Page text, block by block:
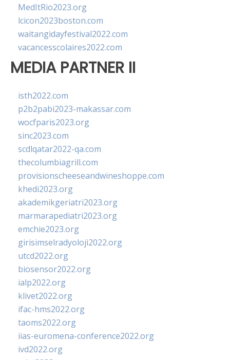
MedItRio2023.org
lcicon2023boston.com
waitangidayfestival2022.com
vacancesscolaires2022.com
MEDIA PARTNER II
isth2022.com
p2b2pabi2023-makassar.com
wocfparis2023.org
sinc2023.com
scdlqatar2022-qa.com
thecolumbiagrill.com
provisionscheeseandwineshoppe.com
khedi2023.org
akademikgeriatri2023.org
marmarapediatri2023.org
emchie2023.org
girisimselradyoloji2022.org
utcd2022.org
biosensor2022.org
ialp2022.org
klivet2022.org
ifac-hms2022.org
taoms2022.org
iias-euromena-conference2022.org
ivd2022.org